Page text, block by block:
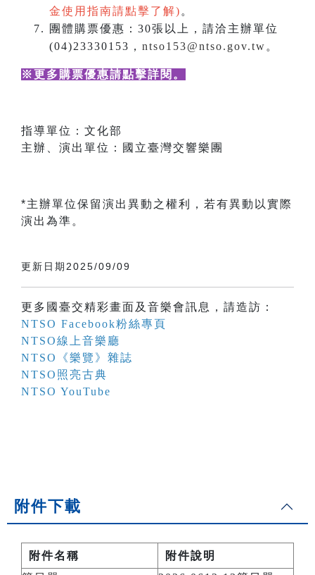
金使用指南請點擊了解) 。
團體購票優惠：30張以上，請洽主辦單位
(04)23330153， ntso153@ntso.gov.tw 。
※更多購票優惠請點擊詳閱 。
指導單位：文化部
主辦、演出單位：國立臺灣交響樂團
*主辦單位保留演出異動之權利，若有異動以實際
演出為準。
更新日期2025/09/09
更多國臺交精彩畫面及音樂會訊息，請造訪：
NTSO Facebook粉絲專頁
NTSO線上音樂廳
NTSO《樂覽》雜誌
NTSO照亮古典
NTSO YouTube
附件下載
附件名稱
附件說明